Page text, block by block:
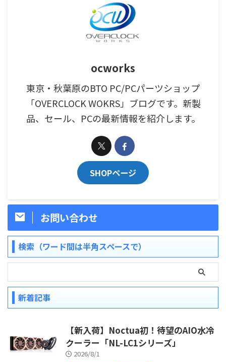
ocworks
東京・秋葉原のBTO PC/PCパーツショップ
「OVERCLOCK WOKRS」ブログです。新製
品、セール、PCの最新情報を紹介します。
SHOPページ
お問い合わせ
検索（ワード間は半角スペースで）
新着記事
【新入荷】Noctua初！待望のAIO水冷
クーラー「NL-LC1シリーズ」
2026/8/1